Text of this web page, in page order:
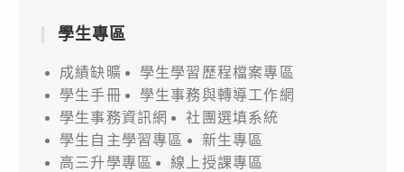
學生專區
成績缺曠
學生學習歷程檔案專區
學生手冊
學生事務與轉導工作網
學生事務資訊網
社團選填系統
學生自主學習專區
新生專區
高三升學專區
線上授課專區